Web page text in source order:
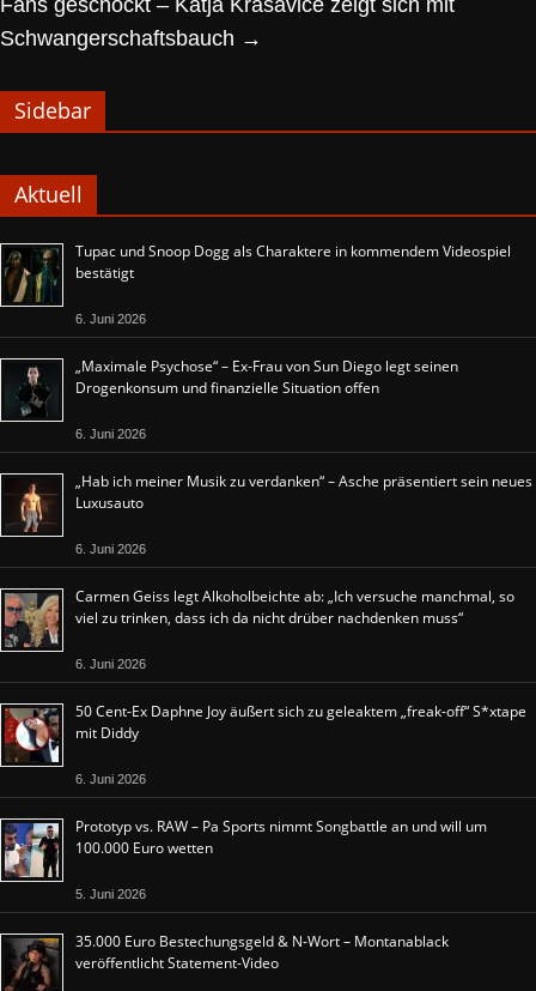
Schwangerschaftsbauch →
Sidebar
Aktuell
Tupac und Snoop Dogg als Charaktere in kommendem Videospiel
bestätigt
6. Juni 2026
„Maximale Psychose“ – Ex-Frau von Sun Diego legt seinen
Drogenkonsum und finanzielle Situation offen
6. Juni 2026
„Hab ich meiner Musik zu verdanken“ – Asche präsentiert sein neues
Luxusauto
6. Juni 2026
Carmen Geiss legt Alkoholbeichte ab: „Ich versuche manchmal, so
viel zu trinken, dass ich da nicht drüber nachdenken muss“
6. Juni 2026
50 Cent-Ex Daphne Joy äußert sich zu geleaktem „freak-off“ S*xtape
mit Diddy
6. Juni 2026
Prototyp vs. RAW – Pa Sports nimmt Songbattle an und will um
100.000 Euro wetten
5. Juni 2026
35.000 Euro Bestechungsgeld & N-Wort – Montanablack
veröffentlicht Statement-Video